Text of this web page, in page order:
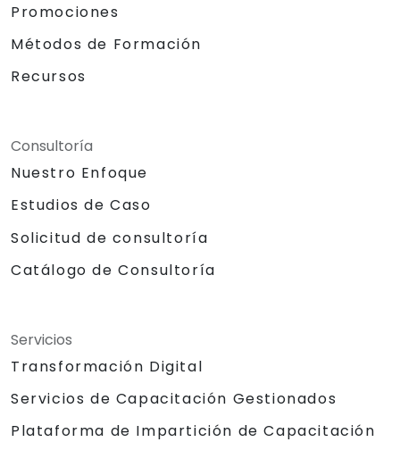
Promociones
Métodos de Formación
Recursos
Consultoría
Nuestro Enfoque
Estudios de Caso
Solicitud de consultoría
Catálogo de Consultoría
Servicios
Transformación Digital
Servicios de Capacitación Gestionados
Plataforma de Impartición de Capacitación